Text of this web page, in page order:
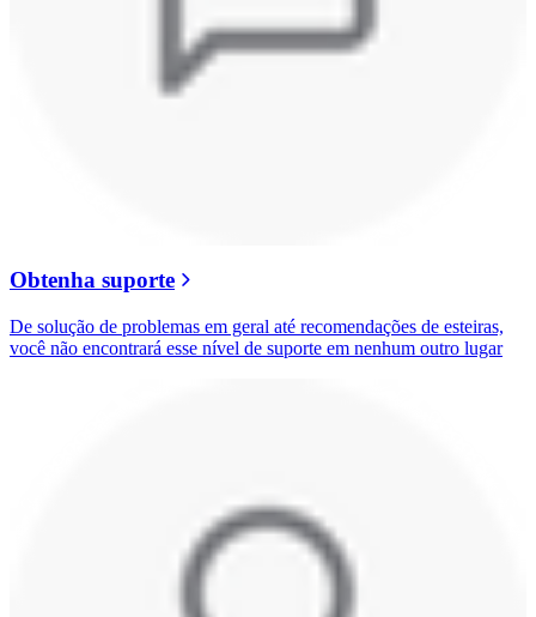
Obtenha suporte
De solução de problemas em geral até recomendações de esteiras,
você não encontrará esse nível de suporte em nenhum outro lugar